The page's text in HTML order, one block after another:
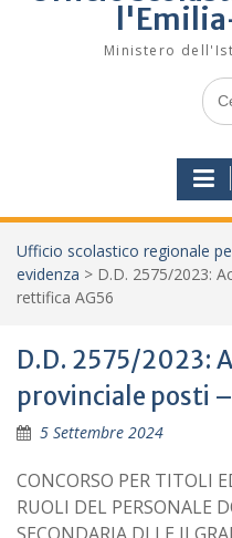
Ministero
for:
Ufficio scolastico regionale
evidenza > D.D. 2575/2023:
rettifica AG56
D.D. 2575/2023:
provinciale posti
5 Settembre 2024
CONCORSO PER TITOLI
RUOLI DEL PERSONALE